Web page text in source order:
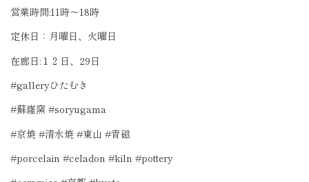
営業時間:11 時〜18時
定休日：月曜日、火曜日
在廊日: １２日、 29 日
#galleryひたむき
#蘇嶐窯 #soryugama
#京焼 #清水焼 #東山 #青磁
#porcelain #celadon #kiln #pottery